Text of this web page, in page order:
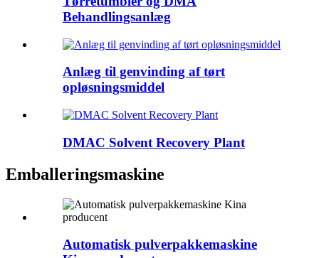
Behandlingsanlæg
Anlæg til genvinding af tørt
opløsningsmiddel
DMAC Solvent Recovery Plant
Emballeringsmaskine
Automatisk pulverpakkemaskine